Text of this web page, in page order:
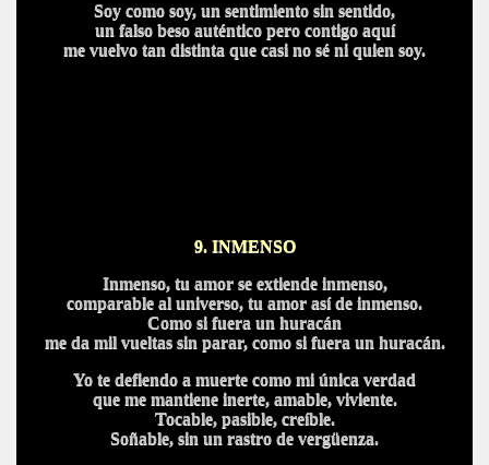
Soy como soy, un sentimiento sin sentido,
un falso beso auténtico pero contigo aquí
me vuelvo tan distinta que casi no sé ni quien soy.
9. INMENSO
Inmenso, tu amor se extiende inmenso,
comparable al universo, tu amor así de inmenso.
Como si fuera un huracán
me da mil vueltas sin parar, como si fuera un huracán.
Yo te defiendo a muerte como mi única verdad
que me mantiene inerte, amable, viviente.
Tocable, pasible, creíble.
Soñable, sin un rastro de vergüenza.